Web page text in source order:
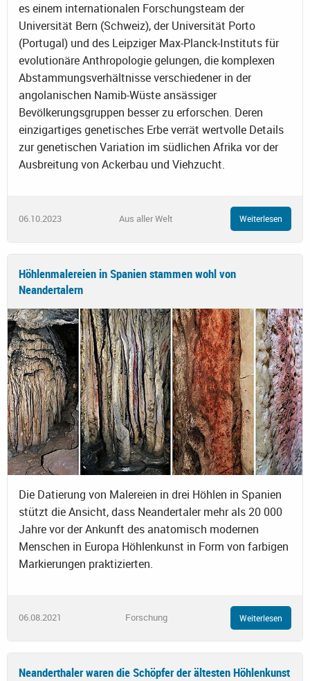
es einem internationalen Forschungsteam der
Universität Bern (Schweiz), der Universität Porto
(Portugal) und des Leipziger Max-Planck-Instituts für
evolutionäre Anthropologie gelungen, die komplexen
Abstammungsverhältnisse verschiedener in der
angolanischen Namib-Wüste ansässiger
Bevölkerungsgruppen besser zu erforschen. Deren
einzigartiges genetisches Erbe verrät wertvolle Details
zur genetischen Variation im südlichen Afrika vor der
Ausbreitung von Ackerbau und Viehzucht.
06.10.2023 Aus aller Welt Weiterlesen
Höhlenmalereien in Spanien stammen wohl von
Neandertalern
Die Datierung von Malereien in drei Höhlen in Spanien
stützt die Ansicht, dass Neandertaler mehr als 20 000
Jahre vor der Ankunft des anatomisch modernen
Menschen in Europa Höhlenkunst in Form von farbigen
Markierungen praktizierten.
06.08.2021 Forschung Weiterlesen
Neanderthaler waren die Schöpfer der ältesten Höhlenkunst